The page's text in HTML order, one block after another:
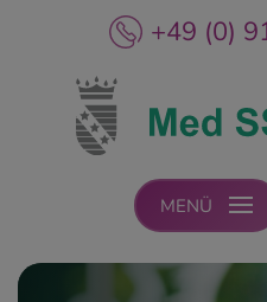
+49 (0)
MENÜ